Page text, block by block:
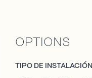
OPTIONS
TIPO DE INSTALACIÓN